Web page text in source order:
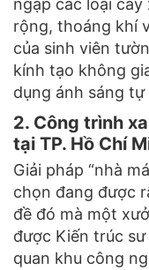
ngập các loại
rộng, thoáng khí
của sinh viên
kính tạo không
dụng ánh sáng tự
2. Công trình
tại TP. Hồ Chí
Giải pháp “nhà
chọn đang được
đề đó mà một
được Kiến trúc
quan khu công